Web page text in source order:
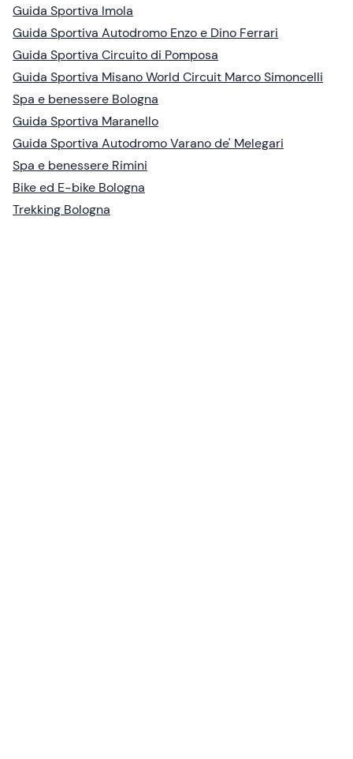
Guida Sportiva Imola
Guida Sportiva Autodromo Enzo e Dino Ferrari
Guida Sportiva Circuito di Pomposa
Guida Sportiva Misano World Circuit Marco Simoncelli
Spa e benessere Bologna
Guida Sportiva Maranello
Guida Sportiva Autodromo Varano de' Melegari
Spa e benessere Rimini
Bike ed E-bike Bologna
Trekking Bologna